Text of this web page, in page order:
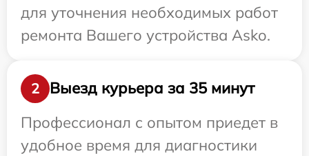
для уточнения необходимых работ
ремонта Вашего устройства Asko.
2
Выезд курьера за 35 минут
Профессионал с опытом приедет в
удобное время для диагностики